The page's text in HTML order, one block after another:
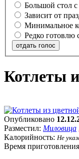
Большой стол
Зависит от
Минимальное
Редко готовлю
отдать голос
Котлеты
Опубликовано
Разместил: Миловица
Калорийность: Не
Время